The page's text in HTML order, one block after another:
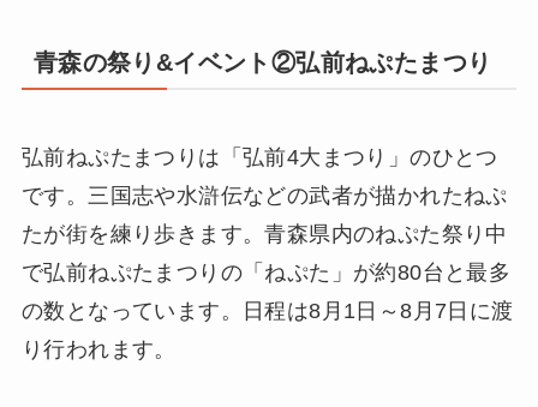
青森の祭り&イベント②弘前ねぷたまつり
弘前ねぷたまつりは「弘前4大まつり」のひとつ
です。三国志や水滸伝などの武者が描かれたねぷ
たが街を練り歩きます。青森県内のねぷた祭り中
で弘前ねぷたまつりの「ねぷた」が約80台と最多
の数となっています。日程は8月1日～8月7日に渡
り行われます。